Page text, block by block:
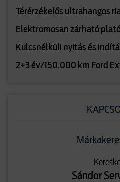
Térérzékelős ultrahangos
Elektromosan zárható
Kulcsnélküli nyitás és
2+3 év/150.000 km Ford
Sándor